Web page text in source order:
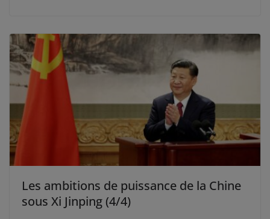
Les ambitions de puissance de la Chine
sous Xi Jinping (4/4)